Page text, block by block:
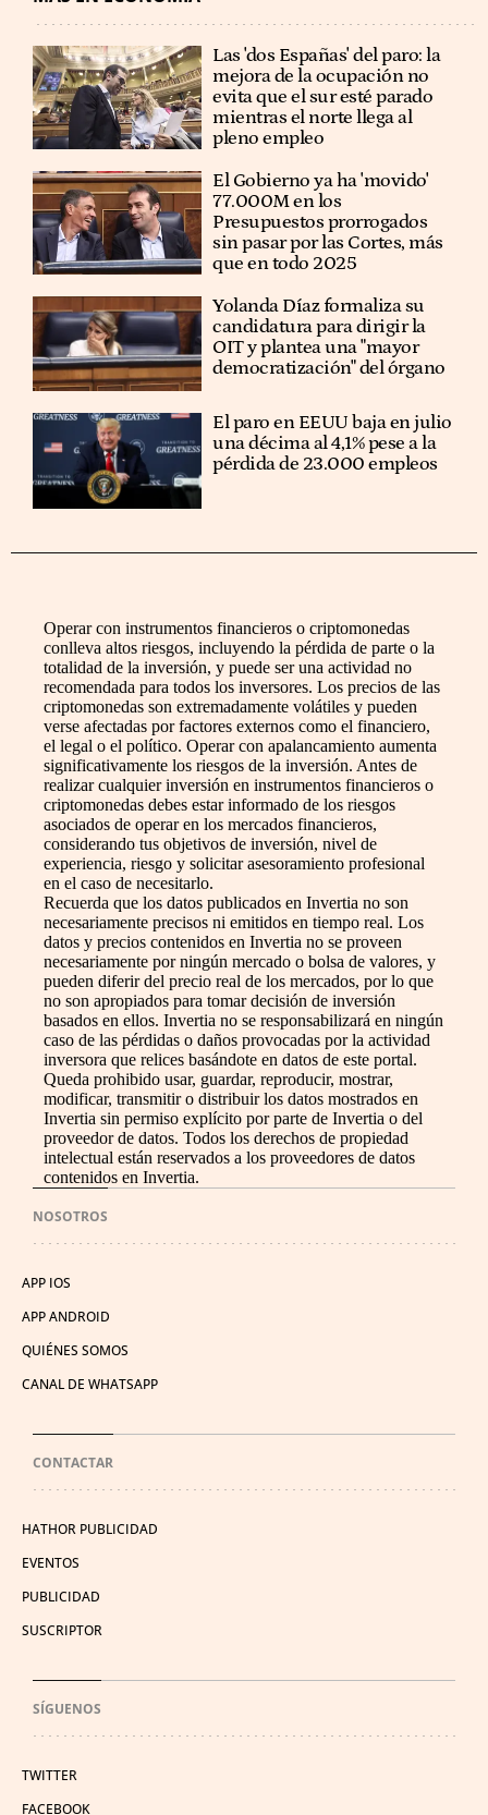
Las 'dos Españas' del paro: la
mejora de la ocupación no
evita que el sur esté parado
mientras el norte llega al
pleno empleo
El Gobierno ya ha 'movido'
77.000M en los
Presupuestos prorrogados
sin pasar por las Cortes, más
que en todo 2025
Yolanda Díaz formaliza su
candidatura para dirigir la
OIT y plantea una "mayor
democratización" del órgano
El paro en EEUU baja en julio
una décima al 4,1% pese a la
pérdida de 23.000 empleos
Operar con instrumentos financieros o criptomonedas
conlleva altos riesgos, incluyendo la pérdida de parte o la
totalidad de la inversión, y puede ser una actividad no
recomendada para todos los inversores. Los precios de las
criptomonedas son extremadamente volátiles y pueden
verse afectadas por factores externos como el financiero,
el legal o el político. Operar con apalancamiento aumenta
significativamente los riesgos de la inversión. Antes de
realizar cualquier inversión en instrumentos financieros o
criptomonedas debes estar informado de los riesgos
asociados de operar en los mercados financieros,
considerando tus objetivos de inversión, nivel de
experiencia, riesgo y solicitar asesoramiento profesional
en el caso de necesitarlo.
Recuerda que los datos publicados en Invertia no son
necesariamente precisos ni emitidos en tiempo real. Los
datos y precios contenidos en Invertia no se proveen
necesariamente por ningún mercado o bolsa de valores, y
pueden diferir del precio real de los mercados, por lo que
no son apropiados para tomar decisión de inversión
basados en ellos. Invertia no se responsabilizará en ningún
caso de las pérdidas o daños provocadas por la actividad
inversora que relices basándote en datos de este portal.
Queda prohibido usar, guardar, reproducir, mostrar,
modificar, transmitir o distribuir los datos mostrados en
Invertia sin permiso explícito por parte de Invertia o del
proveedor de datos. Todos los derechos de propiedad
intelectual están reservados a los proveedores de datos
contenidos en Invertia.
NOSOTROS
APP IOS
APP ANDROID
QUIÉNES SOMOS
CANAL DE WHATSAPP
CONTACTAR
HATHOR PUBLICIDAD
EVENTOS
PUBLICIDAD
SUSCRIPTOR
SÍGUENOS
TWITTER
FACEBOOK